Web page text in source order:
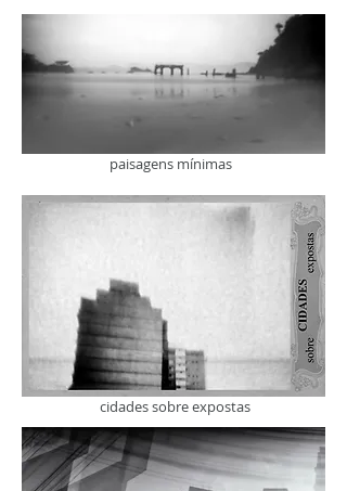
paisagens mínimas
cidades sobre expostas